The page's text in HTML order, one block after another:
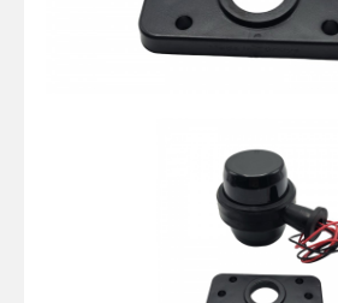
Пневматические соединения
Запчасти
Автономное отопление и
кондиционировани
Стяжные ремни и тросы